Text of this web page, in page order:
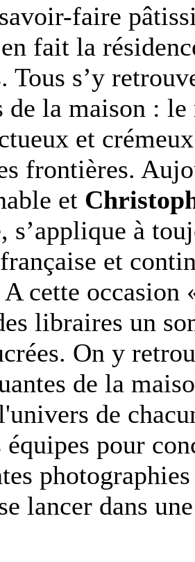
faire
fait la
Tous s’y
de la maison :
et
frontières.
et
s’applique à
et
A cette occasion
libraires un
On y
de la
de
pour
lancer dans